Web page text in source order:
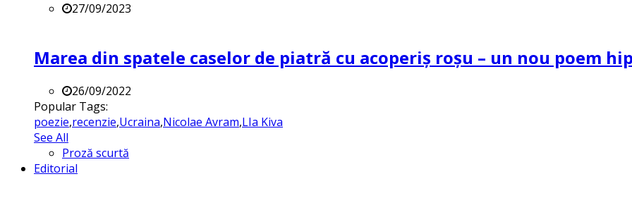
27/09/2023
Marea din spatele caselor de piatră cu acoperiș roșu – un nou poem
26/09/2022
Popular Tags:
poezie,recenzie,Ucraina,Nicolae Avram,LIa Kiva
See All
Proză scurtă
Editorial